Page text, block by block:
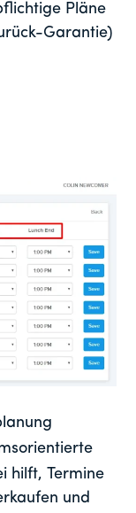
Pläne
Garantie)
hilft, Termine
und